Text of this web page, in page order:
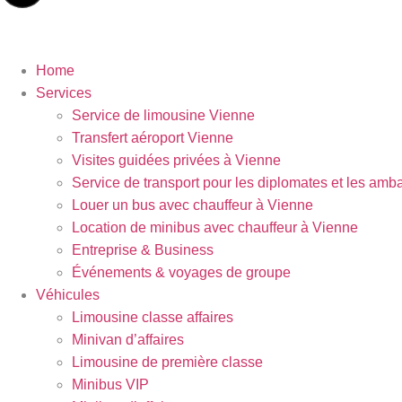
Home
Services
Service de limousine Vienne
Transfert aéroport Vienne
Visites guidées privées à Vienne
Service de transport pour les diplomates et les
Louer un bus avec chauffeur à Vienne
Location de minibus avec chauffeur à Vienne
Entreprise & Business
Événements & voyages de groupe
Véhicules
Limousine classe affaires
Minivan d’affaires
Limousine de première classe
Minibus VIP